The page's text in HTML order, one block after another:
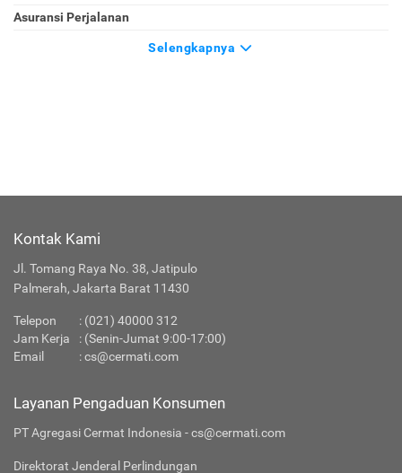
Asuransi Perjalanan
Selengkapnya
Kontak Kami
Jl. Tomang Raya No. 38, Jatipulo
Palmerah, Jakarta Barat 11430
Telepon : (021) 40000 312
Jam Kerja
: (Senin-Jumat 9:00-17:00)
Email
:cs@cermati.com
Layanan Pengaduan Konsumen
PT Agregasi Cermat Indonesia - cs@cermati.com
Direktorat Jenderal Perlindungan